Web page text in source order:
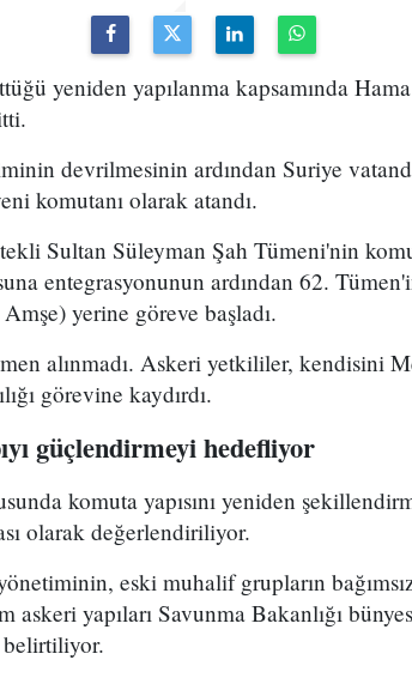
yeniden yapılanma kapsamında
devrilmesinin ardından Suriye
komutanı olarak atandı.
Sultan Süleyman Şah Tümeni'nin
entegrasyonunun ardından 62.
yerine göreve başladı.
alınmadı. Askeri yetkililer, kendisini
görevine kaydırdı.
güçlendirmeyi hedefliyor
komuta yapısını yeniden
olarak değerlendiriliyor.
eski muhalif grupların
askeri yapıları Savunma Bakanlığı
belirtiliyor.